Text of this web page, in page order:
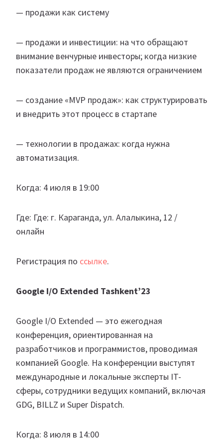
— продажи как систему
— продажи и инвестиции: на что обращают
внимание венчурные инвесторы; когда низкие
показатели продаж не являются ограничением
— создание «MVP продаж»: как структурировать
и внедрить этот процесс в стартапе
— технологии в продажах: когда нужна
автоматизация.
Когда: 4 июля в 19:00
Где: Где: г. Караганда, ул. Алалыкина, 12 /
онлайн
Регистрация по ссылке.
Google I/O Extended Tashkent’23
Google I/O Extended — это ежегодная
конференция, ориентированная на
разработчиков и программистов, проводимая
компанией Google. На конференции выступят
международные и локальные эксперты IT-
сферы, сотрудники ведущих компаний, включая
GDG, BILLZ и Super Dispatch.
Когда: 8 июля в 14:00